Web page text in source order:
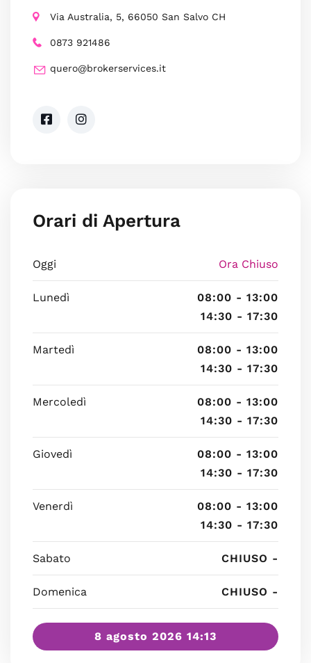
Via Australia, 5, 66050 San Salvo CH
0873 921486
quero@brokerservices.it
Orari di Apertura
Oggi Ora Chiuso
Lunedì
08:00 - 13:00
14:30 - 17:30
Martedì
08:00 - 13:00
14:30 - 17:30
Mercoledì
08:00 - 13:00
14:30 - 17:30
Giovedì
08:00 - 13:00
14:30 - 17:30
Venerdì
08:00 - 13:00
14:30 - 17:30
Sabato CHIUSO -
Domenica CHIUSO -
8 agosto 2026 14:13